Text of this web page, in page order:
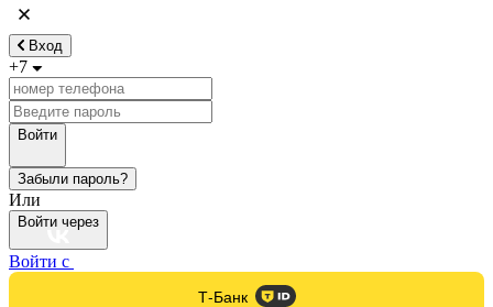
Вход
+7
Войти
Забыли пароль?
Или
Войти через
Войти с
Т-Банк